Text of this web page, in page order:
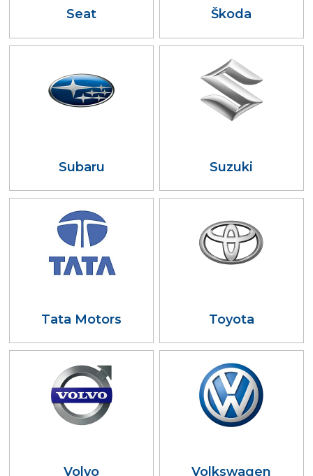
Seat Škoda
Subaru Suzuki
Tata Motors Toyota
Volvo Volkswagen